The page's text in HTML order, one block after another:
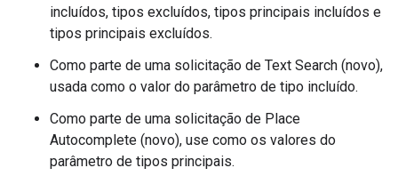
incluídos, tipos excluídos, tipos principais incluídos e
tipos principais excluídos.
Como parte de uma solicitação de Text Search (novo),
usada como o valor do parâmetro de tipo incluído.
Como parte de uma solicitação de Place
Autocomplete (novo), use como os valores do
parâmetro de tipos principais.